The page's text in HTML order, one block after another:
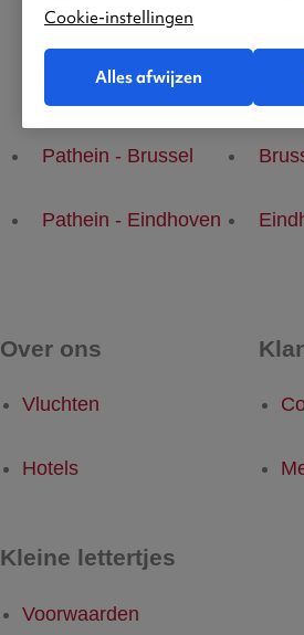
Populaire
Pathein - Brussel
Pathein - Eindhoven
Over ons
Vluchten
Hotels
Kleine lettertjes
Voorwaarden
Cookie-instellingen
Alles afwijzen